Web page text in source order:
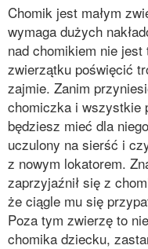
Chomik jest małym
wymaga dużych
nad chomikiem nie
zwierzątku poświęcić
zajmie. Zanim
chomiczka i wszystkie
będziesz mieć dla
uczulony na sierść i
z nowym lokatorem.
zaprzyjaźnił się z
że ciągle mu się
Poza tym zwierzę to
chomika dziecku,